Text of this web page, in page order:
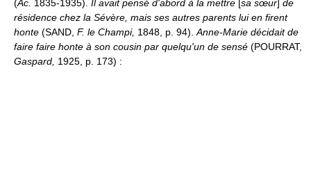
(Ac. 1835-1935). Il avait pensé d'abord à la mettre [sa sœur] de
résidence chez la Sévère, mais ses autres parents lui en firent
honte (SAND, F. le Champi, 1848, p. 94). Anne-Marie décidait de
faire faire honte à son cousin par quelqu'un de sensé (POURRAT,
Gaspard, 1925, p. 173) :